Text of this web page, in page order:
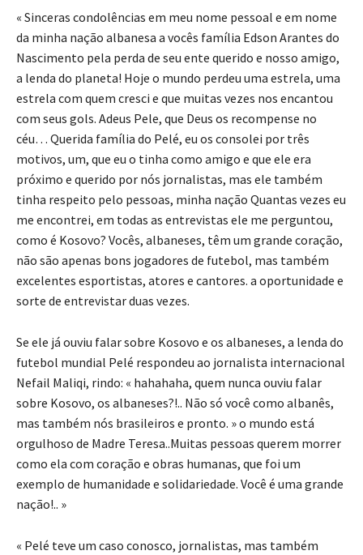
« Sinceras condolências em meu nome pessoal e em nome
da minha nação albanesa a vocês família Edson Arantes do
Nascimento pela perda de seu ente querido e nosso amigo,
a lenda do planeta! Hoje o mundo perdeu uma estrela, uma
estrela com quem cresci e que muitas vezes nos encantou
com seus gols. Adeus Pele, que Deus os recompense no
céu… Querida família do Pelé, eu os consolei por três
motivos, um, que eu o tinha como amigo e que ele era
próximo e querido por nós jornalistas, mas ele também
tinha respeito pelo pessoas, minha nação Quantas vezes eu
me encontrei, em todas as entrevistas ele me perguntou,
como é Kosovo? Vocês, albaneses, têm um grande coração,
não são apenas bons jogadores de futebol, mas também
excelentes esportistas, atores e cantores. a oportunidade e
sorte de entrevistar duas vezes.
Se ele já ouviu falar sobre Kosovo e os albaneses, a lenda do
futebol mundial Pelé respondeu ao jornalista internacional
Nefail Maliqi, rindo: « hahahaha, quem nunca ouviu falar
sobre Kosovo, os albaneses?!.. Não só você como albanês,
mas também nós brasileiros e pronto. » o mundo está
orgulhoso de Madre Teresa..Muitas pessoas querem morrer
como ela com coração e obras humanas, que foi um
exemplo de humanidade e solidariedade. Você é uma grande
nação!.. »
« Pelé teve um caso conosco, jornalistas, mas também